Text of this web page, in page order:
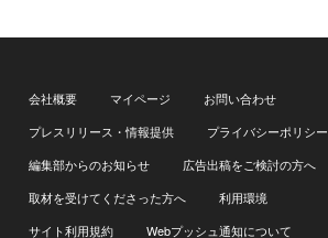
会社概要 マイページ
お問い合わせ
プレスリリース・情報提供
プライバシーポリシー
編集部からのお知らせ
広告出稿をご検討の方へ
取材を受けてくださった方へ
利用環境
サイト利用規約
Webプッシュ通知について